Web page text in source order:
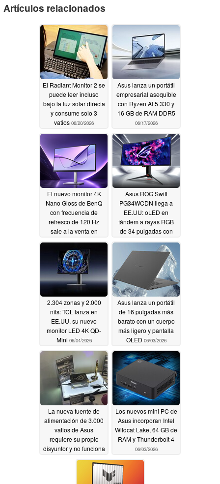
Artículos relacionados
El Radiant Monitor 2 se
puede leer incluso
bajo la luz solar directa
y consume solo 3
vatios 06/20/2026
Asus lanza un portátil
empresarial asequible
con Ryzen AI 5 330 y
16 GB de RAM DDR5
06/17/2026
El nuevo monitor 4K
Nano Gloss de BenQ
con frecuencia de
refresco de 120 Hz
sale a la venta en
06/10/2026
Asus ROG Swift
PG34WCDN llega a
EE.UU: oLED en
tándem a rayas RGB
de 34 pulgadas con
06/10/2026
2.304 zonas y 2.000
nits: TCL lanza en
EE.UU. su nuevo
monitor LED 4K QD-
Mini 06/04/2026
Asus lanza un portátil
de 16 pulgadas más
barato con un cuerpo
más ligero y pantalla
OLED 06/03/2026
La nueva fuente de
alimentación de 3.000
vatios de Asus
requiere su propio
disyuntor y no funciona
Los nuevos mini PC de
Asus incorporan Intel
Wildcat Lake, 64 GB de
RAM y Thunderbolt 4
06/03/2026